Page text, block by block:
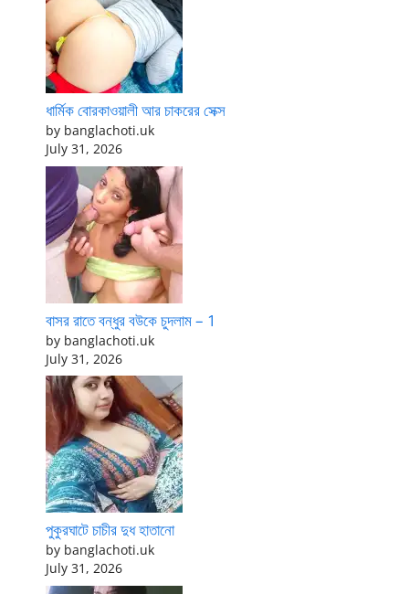
ধার্মিক বোরকাওয়ালী আর চাকরের সেক্স
by banglachoti.uk
July 31, 2026
বাসর রাতে বন্ধুর বউকে চুদলাম – 1
by banglachoti.uk
July 31, 2026
পুকুরঘাটে চাচীর দুধ হাতানো
by banglachoti.uk
July 31, 2026